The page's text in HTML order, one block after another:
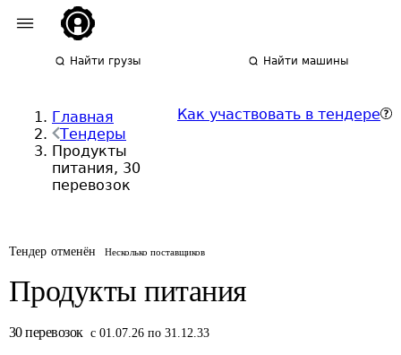
Найти грузы Найти машины
Главная
Тендеры
Продукты
питания, 30
перевозок
Как участвовать в тендере
Тендер отменён Несколько поставщиков
Продукты питания
30 перевозок с 01.07.26 по 31.12.33